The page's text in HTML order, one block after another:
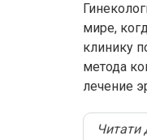
мире,
клинику
метода
лечение
Читати